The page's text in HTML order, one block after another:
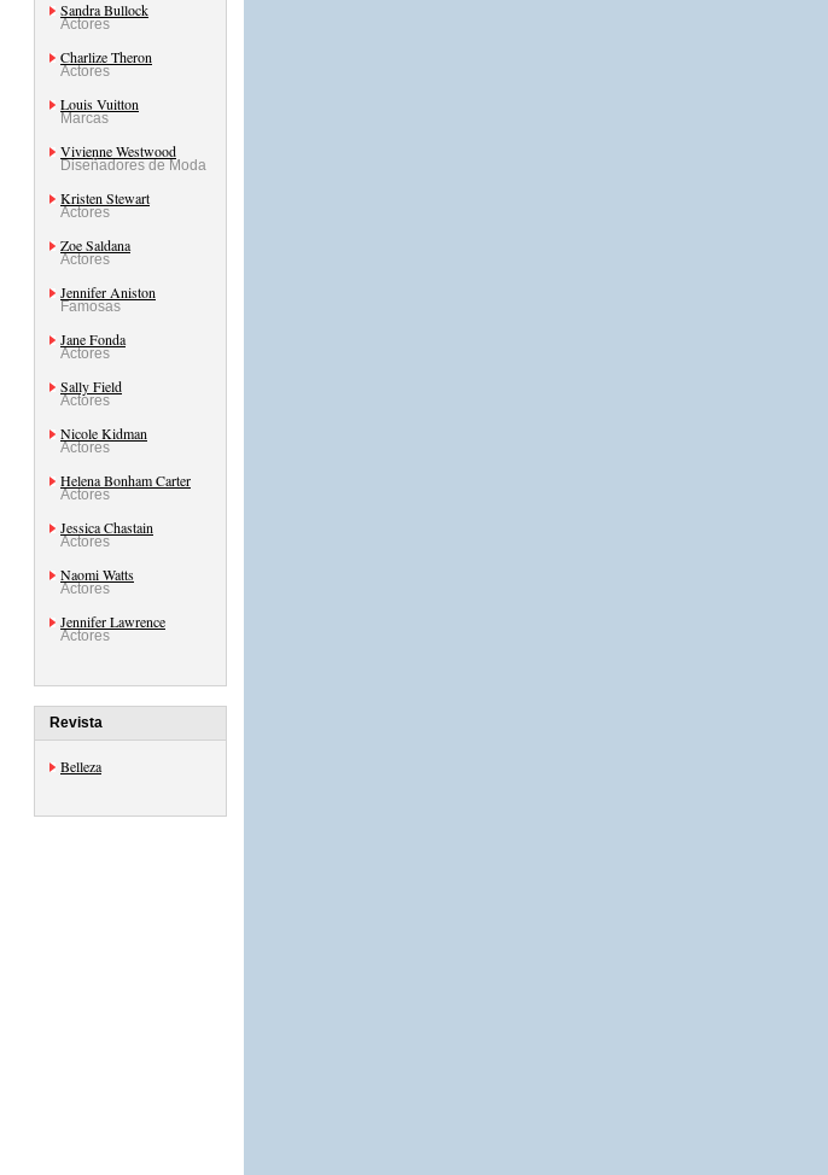
Sandra Bullock
Actores
Charlize Theron
Actores
Louis Vuitton
Marcas
Vivienne Westwood
Diseñadores de Moda
Kristen Stewart
Actores
Zoe Saldana
Actores
Jennifer Aniston
Famosas
Jane Fonda
Actores
Sally Field
Actores
Nicole Kidman
Actores
Helena Bonham Carter
Actores
Jessica Chastain
Actores
Naomi Watts
Actores
Jennifer Lawrence
Actores
Revista
Belleza